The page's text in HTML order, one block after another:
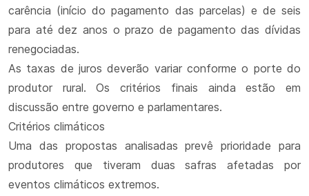
carência (início do pagamento das parcelas) e de seis
para até dez anos o prazo de pagamento das dívidas
renegociadas.
As taxas de juros deverão variar conforme o porte do
produtor rural. Os critérios finais ainda estão em
discussão entre governo e parlamentares.
Critérios climáticos
Uma das propostas analisadas prevê prioridade para
produtores que tiveram duas safras afetadas por
eventos climáticos extremos.